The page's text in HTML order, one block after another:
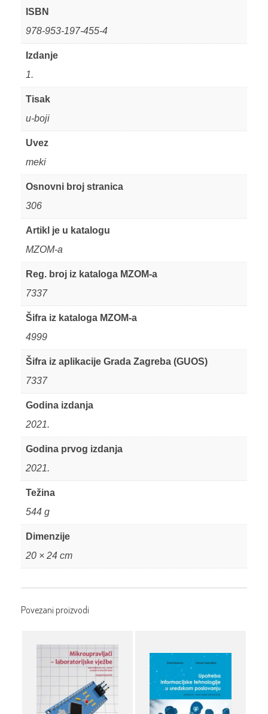
ISBN
978-953-197-455-4
Izdanje
1.
Tisak
u-boji
Uvez
meki
Osnovni broj stranica
306
Artikl je u katalogu
MZOM-a
Reg. broj iz kataloga MZOM-a
7337
Šifra iz kataloga MZOM-a
4999
Šifra iz aplikacije Grada Zagreba (GUOS)
7337
Godina izdanja
2021.
Godina prvog izdanja
2021.
Težina
544 g
Dimenzije
20 × 24 cm
Povezani proizvodi